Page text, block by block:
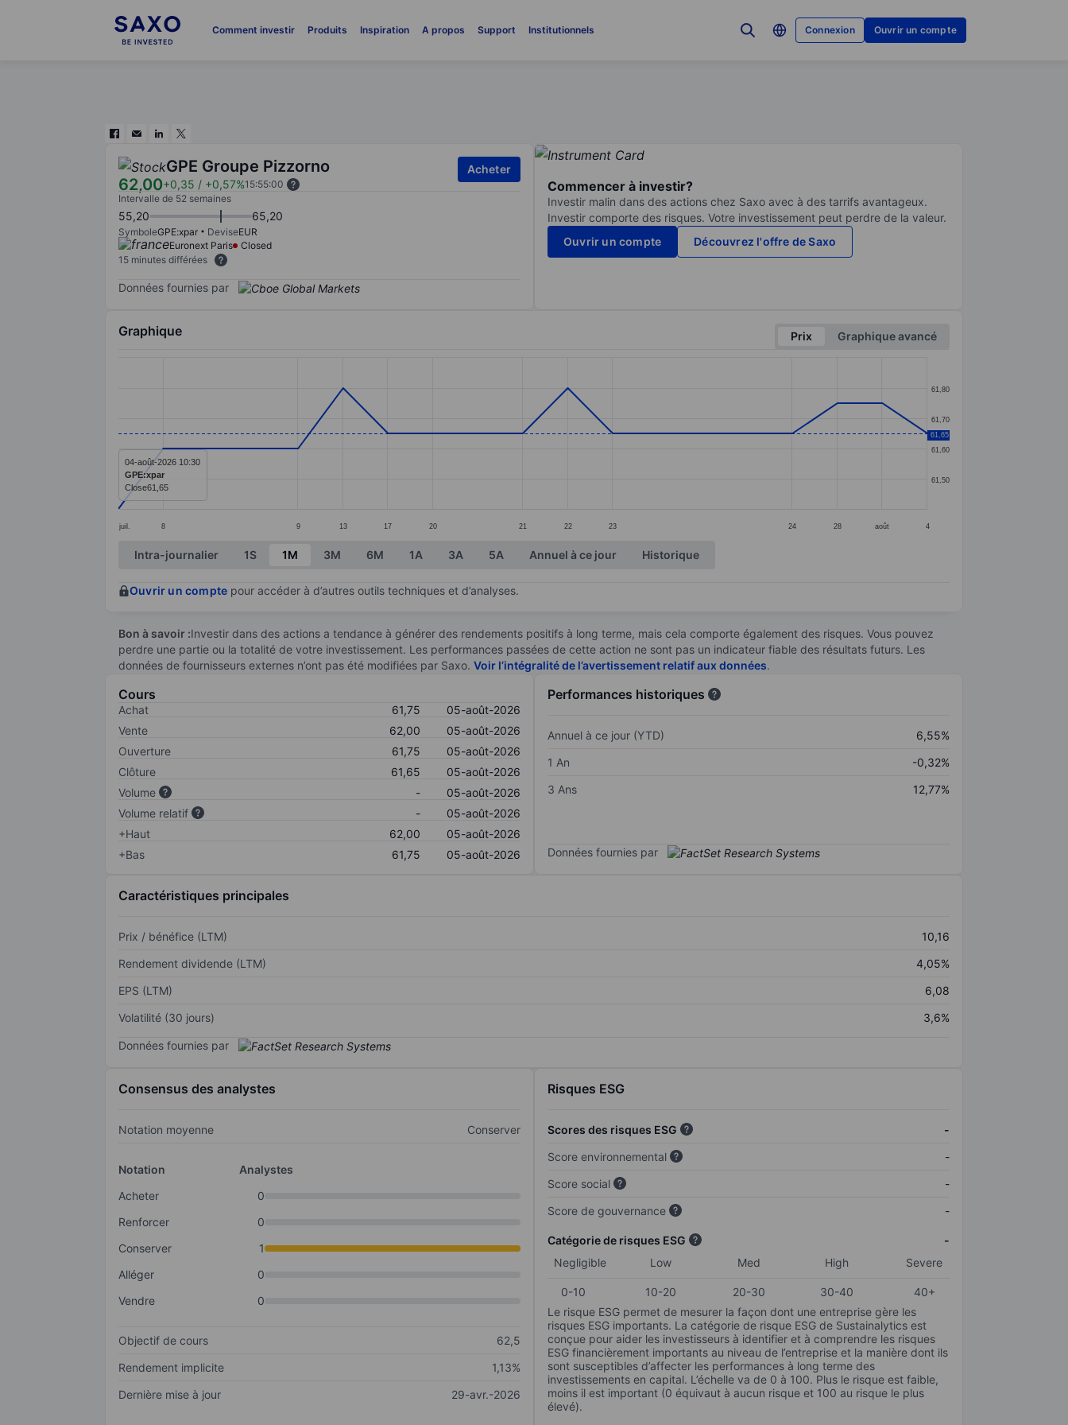
Comment investir Produits Inspiration A propos Support Institutionnels Connexion Ouvrir un compte
GPE Groupe Pizzorno
62,00+0,35 / +0,57%15:55:00
Acheter
Intervalle de 52 semaines
55,20 65,20
SymboleGPE:xpar DeviseEUR
Euronext Paris
Closed
15 minutes différées
Données fournies par
Commencer à investir?
Investir malin dans des actions chez Saxo avec à des tarrifs avantageux.
Investir comporte des risques. Votre investissement peut perdre de la valeur.
Ouvrir un compte
Découvrez l'offre de Saxo
Graphique Prix
Graphique avancé
The chart has 1 X axis displaying categories.
The chart has 1 Y axis displaying values. Data ranges from 61.4 to 61.8.
juil. 8 9 13 17 20 21 22 23 24 28 août 4
61,50
61,60
61,70
61,80
61,65
04-août-2026 10:30
GPE:xpar
Close61,65
End of interactive chart.
Intra-journalier 1S 1M 3M 6M 1A 3A 5A Annuel à ce jour Historique
Ouvrir un compte pour accéder à d’autres outils techniques et d’analyses.
Bon à savoir :Investir dans des actions a tendance à générer des rendements positifs à long terme, mais cela comporte également des risques. Vous pouvez
perdre une partie ou la totalité de votre investissement. Les performances passées de cette action ne sont pas un indicateur fiable des résultats futurs. Les
données de fournisseurs externes n’ont pas été modifiées par Saxo. Voir l’intégralité de l’avertissement relatif aux données.
Cours
Achat 61,75
05-août-2026
Vente
62,00
05-août-2026
Ouverture
61,75
05-août-2026
Clôture
61,65
05-août-2026
Volume
-
05-août-2026
Volume relatif
-
05-août-2026
+Haut
62,00
05-août-2026
+Bas
61,75 05-août-2026
Performances historiques
Annuel à ce jour (YTD)
6,55%
1 An
-0,32%
3 Ans
12,77%
Données fournies par
Caractéristiques principales
Prix / bénéfice (LTM)
10,16
Rendement dividende (LTM)
4,05%
EPS (LTM)
6,08
Volatilité (30 jours)
3,6%
Données fournies par
Consensus des analystes
Notation moyenne Conserver
Notation
Analystes
Acheter
0
Renforcer
0
Conserver
1
Alléger
0
Vendre
0
Objectif de cours
62,5
Rendement implicite
1,13%
Dernière mise à jour
29-avr.-2026
Risques ESG
Scores des risques ESG
-
Score environnemental
-
Score social
-
Score de gouvernance
-
Catégorie de risques ESG
-
Negligible
Low Med High Severe
0-10 10-20 20-30 30-40
40+
Le risque ESG permet de mesurer la façon dont une entreprise gère les
risques ESG importants. La catégorie de risque ESG de Sustainalytics est
conçue pour aider les investisseurs à identifier et à comprendre les risques
ESG financièrement importants au niveau de l’entreprise et la manière dont ils
sont susceptibles d’affecter les performances à long terme des
investissements en capital. L’échelle va de 0 à 100. Plus le risque est faible,
moins il est important (0 équivaut à aucun risque et 100 au risque le plus
élevé).